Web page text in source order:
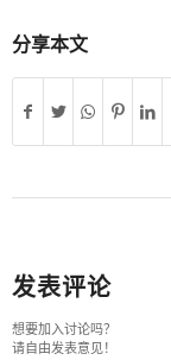
分享本文
发表评论
想要加入讨论吗？
请自由发表意见！